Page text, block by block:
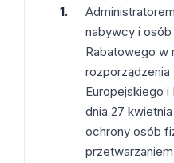
nabywcy i
Rabatowego w
rozporządzenia
Europejskiego i
dnia 27
ochrony osób